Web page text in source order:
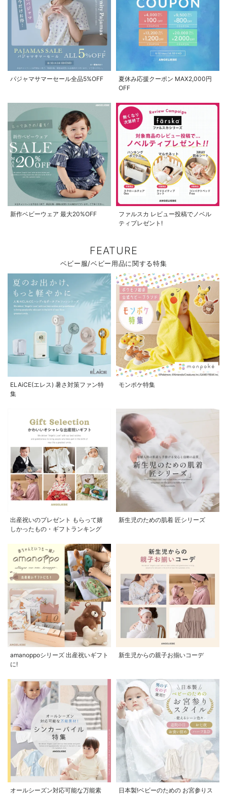
パジャマサマーセール全品5%OFF
夏休み応援クーポン MAX2,000円
OFF
新作ベビーウェア 最大20%OFF
ファルスカ レビュー投稿でノベル
ティプレゼント!
FEATURE
ベビー服/ベビー用品に関する特集
ELAiCE(エレス) 暑さ対策ファン特
集
モンポケ特集
出産祝いのプレゼント もらって嬉
しかったもの・ギフトランキング
新生児のための肌着 匠シリーズ
amanoppoシリーズ 出産祝いギフト
に!
新生児からの親子お揃いコーデ
オールシーズン対応可能な万能素
日本製!ベビーのための お宮参りス